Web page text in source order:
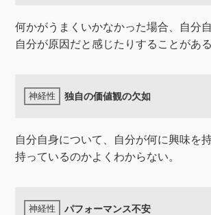
何かがうまくいかなかった場合、自分
自分が原因だと感じたりすることがある
独自の価値観の欠如
自分自身について、自分が何に興味を
持っているのかよくわからない。
パフォーマンス不安